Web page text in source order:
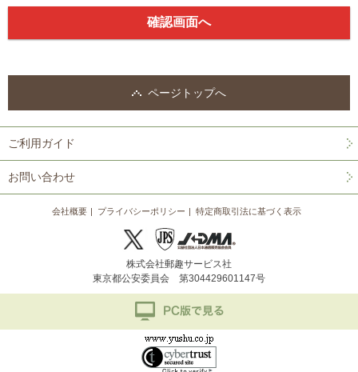
ページトップへ
ご利用ガイド
お問い合わせ
会社概要 プライバシーポリシー 特定商取引法に基づく表示
株式会社郵趣サービス社
東京都公安委員会 第304429601147号